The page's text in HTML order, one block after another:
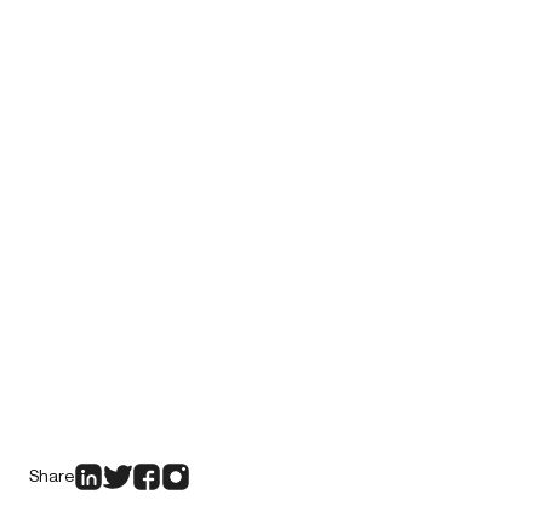
Share